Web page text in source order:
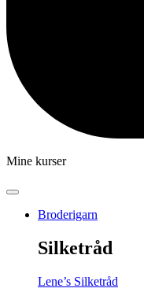
Mine kurser
Broderigarn
Silketråd
Lene’s Silketråd